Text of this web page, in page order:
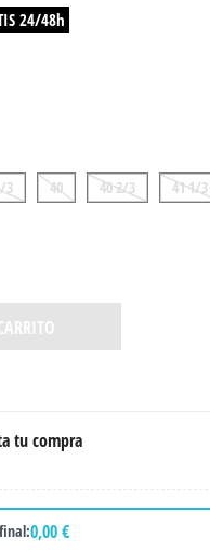
24/48h
3 40 40 2/3 41 1/3
tu compra
0,00 €